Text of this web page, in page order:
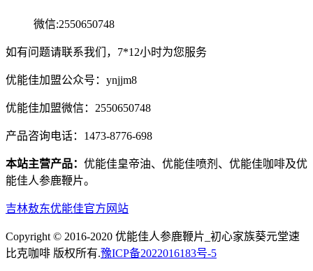
微信:2550650748
如有问题请联系我们，7*12小时为您服务
优能佳加盟公众号：ynjjm8
优能佳加盟微信：2550650748
产品咨询电话：1473-8776-698
本站主营产品： 优能佳皇帝油、优能佳喷剂、优能佳咖啡及优
能佳人参鹿鞭片。
吉林敖东优能佳官方网站
Copyright © 2016-2020 优能佳人参鹿鞭片_初心家族葵元堂速
比克咖啡 版权所有.豫ICP备2022016183号-5